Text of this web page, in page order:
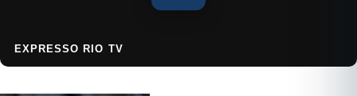
EXPRESSO RIO TV